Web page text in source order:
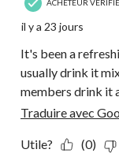
ACHETEUR VÉRIFIÉ
il y a 23 jours
It's been a
usually drink it
members drink it
Traduire avec
Utile? (0)